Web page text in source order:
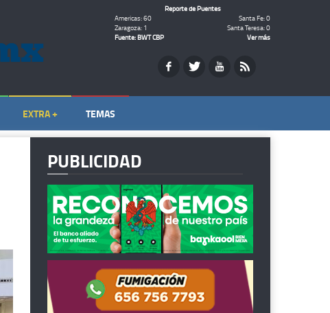
Reporte de Puentes
Americas: 60
Santa Fe: 0
Zaragoza: 1
Santa Teresa: 0
Fuente: BWT CBP
Ver más
EXTRA + TEMAS
PUBLICIDAD